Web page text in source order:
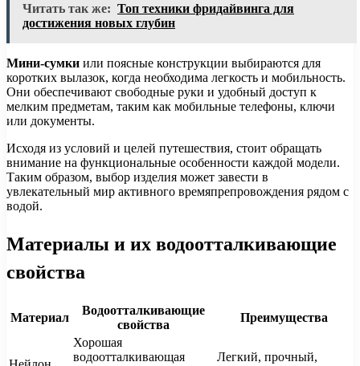
Читать так же: Топ техники фридайвинга для
достижения новых глубин
Мини-сумки или поясные конструкции выбираются для
коротких вылазок, когда необходима легкость и мобильность.
Они обеспечивают свободные руки и удобный доступ к
мелким предметам, таким как мобильные телефоны, ключи
или документы.
Исходя из условий и целей путешествия, стоит обращать
внимание на функциональные особенности каждой модели.
Таким образом, выбор изделия может завести в
увлекательный мир активного времяпрепровождения рядом с
водой.
Материалы и их водоотталкивающие
свойства
Материал
Водоотталкивающие
свойства
Преимущества
Хорошая
водоотталкивающая
Легкий, прочный,